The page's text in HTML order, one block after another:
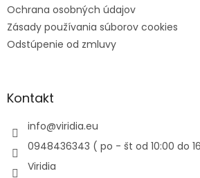
Ochrana osobných údajov
Zásady používania súborov cookies
Odstúpenie od zmluvy
Kontakt
info@viridia.eu
0948436343 ( po - št od 10:00 do
Viridia